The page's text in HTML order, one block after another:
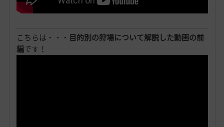
こちらは・・・ 目的別の狩場について解説した動画の前
編です！